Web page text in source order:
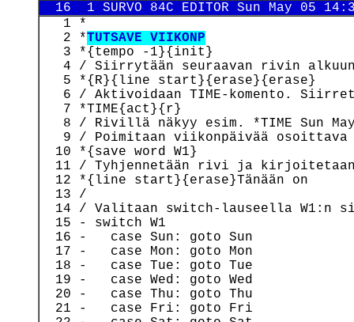
16  1 SURVO 84C EDITOR Sun May 05
   1 *
   2 *
TUTSAVE VIIKONP
   3 *{tempo -1}{init}
4 / Siirrytään seuraavan rivin
   5 *{R}{line start}{erase}{erase}
6 / Aktivoidaan TIME-komento.
   7 *TIME{act}{r}
   8 / Rivillä näkyy esim. *TIME
Sun
9 / Poimitaan viikonpäivää
  10 *{save word W1}
11 / Tyhjennetään rivi ja
  12 *{line start}{erase}Tänään on
  13 /
14 / Valitaan switch-lauseella W1:n
  15 - switch W1
  16 -   case Sun: goto Sun
  17 -   case Mon: goto Mon
  18 -   case Tue: goto Tue
  19 -   case Wed: goto Wed
  20 -   case Thu: goto Thu
  21 -   case Fri: goto Fri